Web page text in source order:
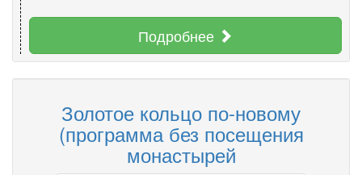
Подробнее
Золотое кольцо по-новому
(программа без посещения
монастырей